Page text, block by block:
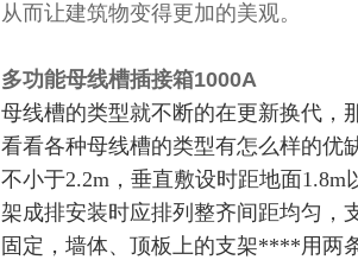
从而让建筑物变得更加的美观。
多功能母线槽插接箱1000A
母线槽的类型就不断的在更新换代，
看看各种母线槽的类型有怎么样的优
不小于2.2m，垂直敷设时距地面
架成排安装时应排列整齐间距均匀，
固定，墙体、顶板上的支架****用两